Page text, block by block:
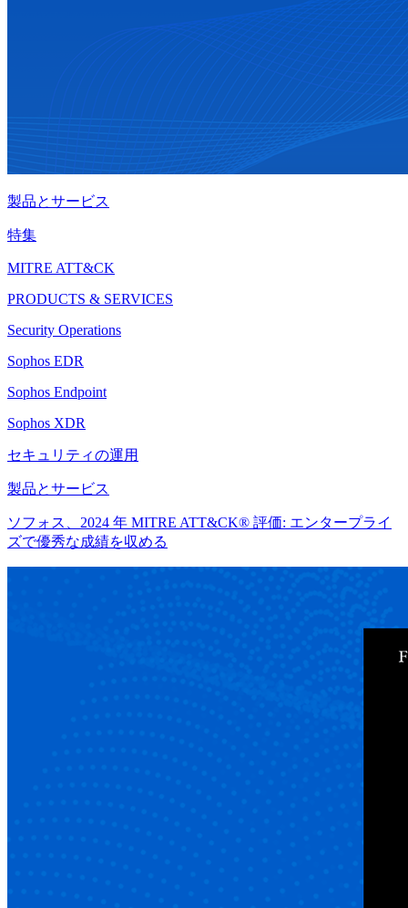
製品とサービス
特集
MITRE ATT&CK
PRODUCTS & SERVICES
Security Operations
Sophos EDR
Sophos Endpoint
Sophos XDR
セキュリティの運用
製品とサービス
ソフォス、2024 年 MITRE ATT&CK® 評価: エンタープライ
ズで優秀な成績を収める